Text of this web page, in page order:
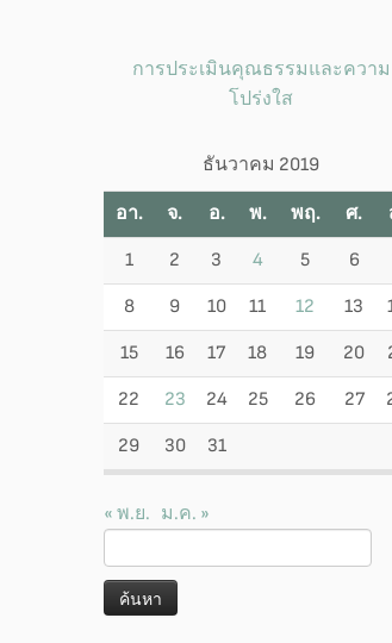
การประเมินคุณธรรมและความ
โปร่งใส
ธันวาคม 2019
อา. จ. อ. พ. พฤ. ศ.
1 2 3 4 5 6
8 9 10 11 12 13
15 16 17 18 19 20
22 23 24 25 26 27
29 30 31
« พ.ย. ม.ค. »
สำหรับ: